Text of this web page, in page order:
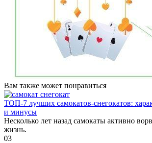
Вам также может понравиться
ТОП-7 лучших самокатов-снегокатов:
и минусы
Несколько лет назад самокаты активно
жизнь.
03